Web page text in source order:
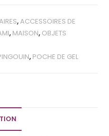
,ACCESSOIRES DE
, MAISON, OBJETS
, POCHE DE GEL